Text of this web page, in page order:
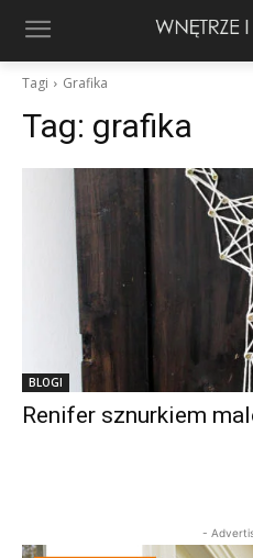
Tagi Grafika
Tag: grafika
BLOGI
Renifer sznurkiem
-